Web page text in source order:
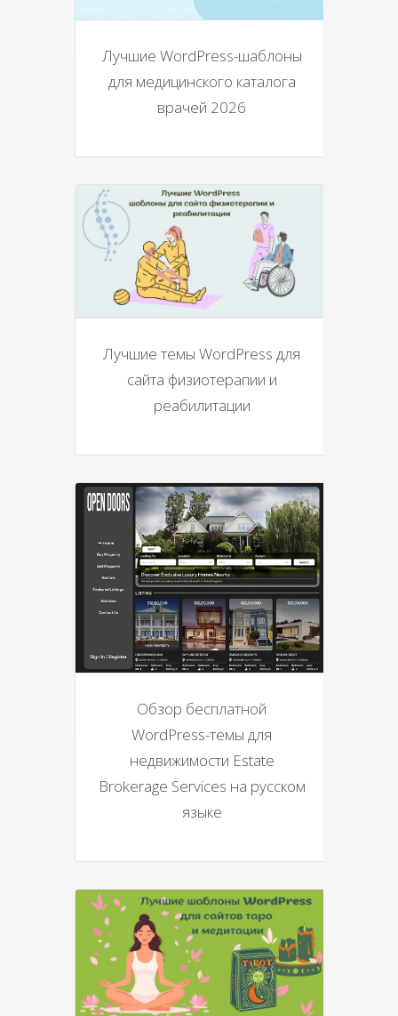
Лучшие WordPress-шаблоны
для медицинского каталога
врачей 2026
Лучшие темы WordPress для
сайта физиотерапии и
реабилитации
Обзор бесплатной
WordPress-темы для
недвижимости Estate
Brokerage Services на русском
языке